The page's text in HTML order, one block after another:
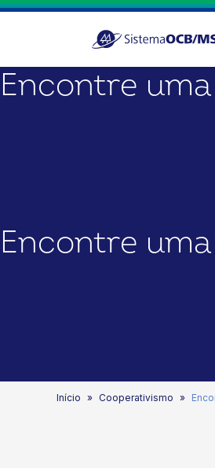
Encontre
Encontre
Início Cooperativismo